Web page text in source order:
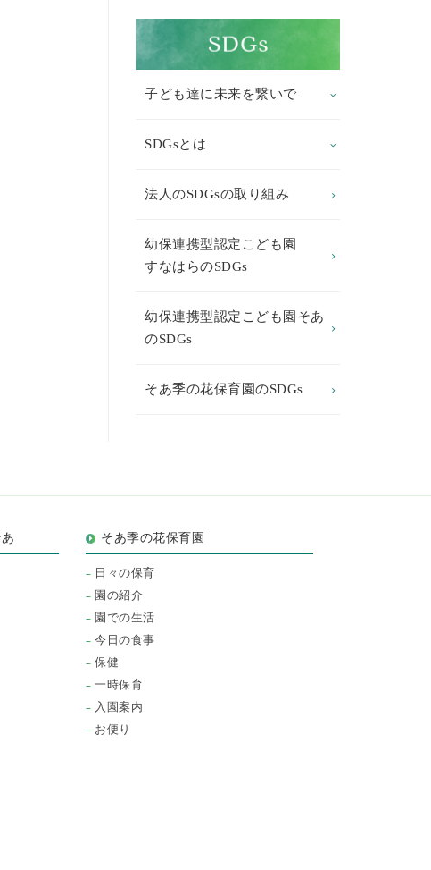
子ども達に未来を繋いで
SDGsとは
法人のSDGsの取り組み
幼保連携型認定こども園
すなはらのSDGs
幼保連携型認定こども園そあ
のSDGs
そあ季の花保育園のSDGs
そあ季の花保育園
日々の保育
園の紹介
園での生活
今日の食事
保健
一時保育
入園案内
お便り